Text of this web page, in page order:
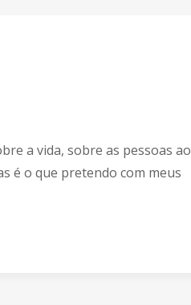
a vida, sobre as pessoas ao
é o que pretendo com meus